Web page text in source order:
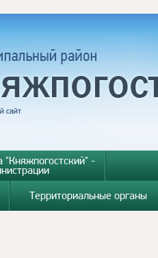
"Княжпогостский" -
Территориальные органы